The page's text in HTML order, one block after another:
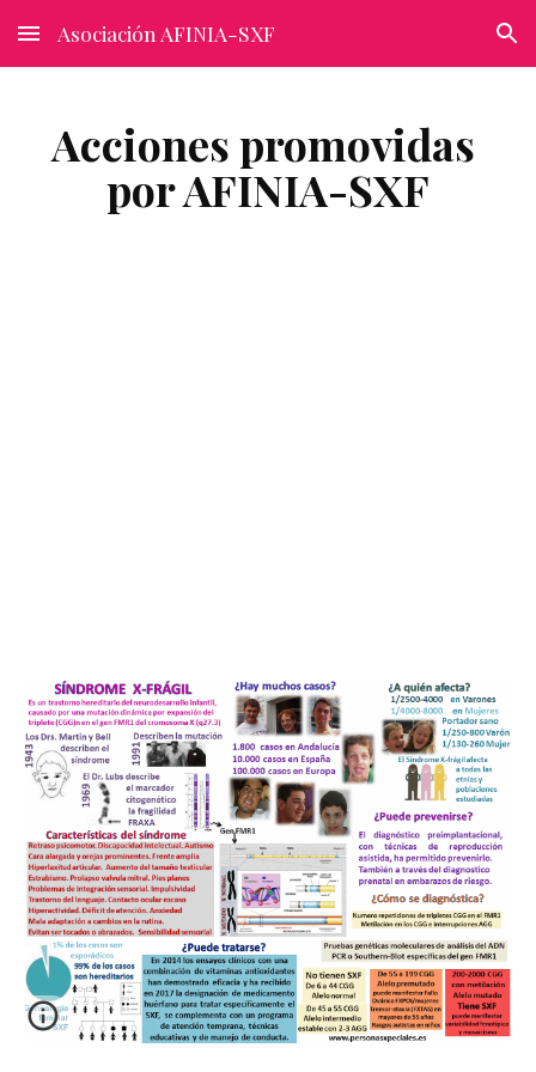
Skip to main content Skip to navigation
Asociación AFINIA-SXF
Acciones promovidas
por AFINIA-SXF